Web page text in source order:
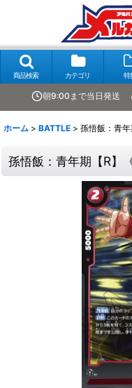
商品検索 カテゴリ 特
朝9:00まで当日発送
ホーム > BATTLE > 孫悟飯：青年
孫悟飯：青年期【R】